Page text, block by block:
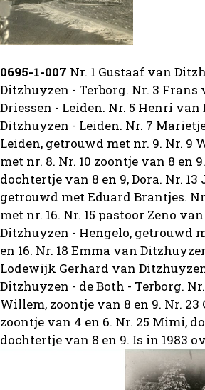
0695-1-007 Nr. 1 Gustaaf van
Ditzhuyzen - Terborg. Nr. 3
Driessen - Leiden. Nr. 5 Henri
Ditzhuyzen - Leiden. Nr. 7
Leiden, getrouwd met nr. 9. Nr.
met nr. 8. Nr. 10 zoontje van 8 en
dochtertje van 8 en 9, Dora. Nr.
getrouwd met Eduard Brantjes.
met nr. 16. Nr. 15 pastoor Zeno
Ditzhuyzen - Hengelo, getrouwd
en 16. Nr. 18 Emma van
Lodewijk Gerhard van
Ditzhuyzen - de Both - Terborg.
Willem, zoontje van 8 en 9. Nr. 23
zoontje van 4 en 6. Nr. 25 Mimi,
dochtertje van 8 en 9. Is in 1983